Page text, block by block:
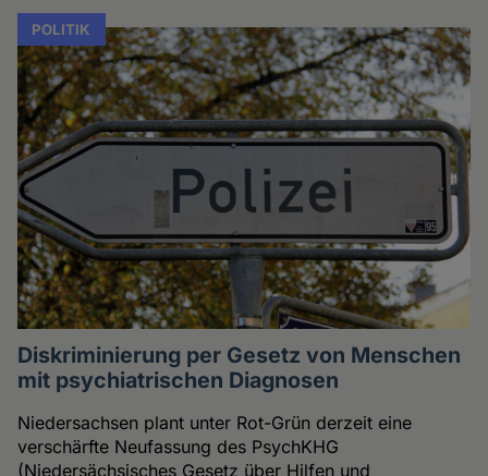
POLITIK
Diskriminierung per Gesetz von Menschen
mit psychiatrischen Diagnosen
Niedersachsen plant unter Rot-Grün derzeit eine
verschärfte Neufassung des PsychKHG
(Niedersächsisches Gesetz über Hilfen und